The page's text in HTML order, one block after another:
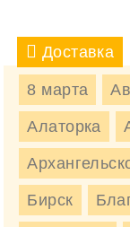
Доставка
8 марта
Алаторка
Бирск
БЕТОН
Бетон М450 в
низким ценам,
Марка